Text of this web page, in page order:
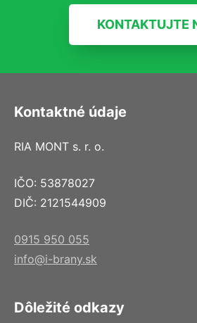
KONTAKTUJTE
Kontaktné údaje
RIA MONT s. r. o.
IČO: 53878027
DIČ: 2121544909
0915 950 055
info@i-brany.sk
Dôležité odkazy